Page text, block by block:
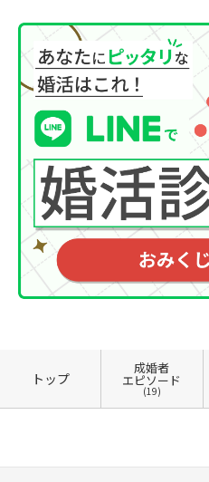
トップ
成婚者
エピソード
(19)